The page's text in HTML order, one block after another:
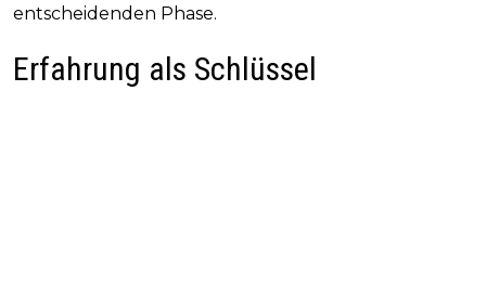
entscheidenden Phase.
Erfahrung als Schlüssel